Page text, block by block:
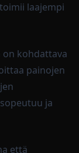
laajempi
kohdattava
painojen
ja
että